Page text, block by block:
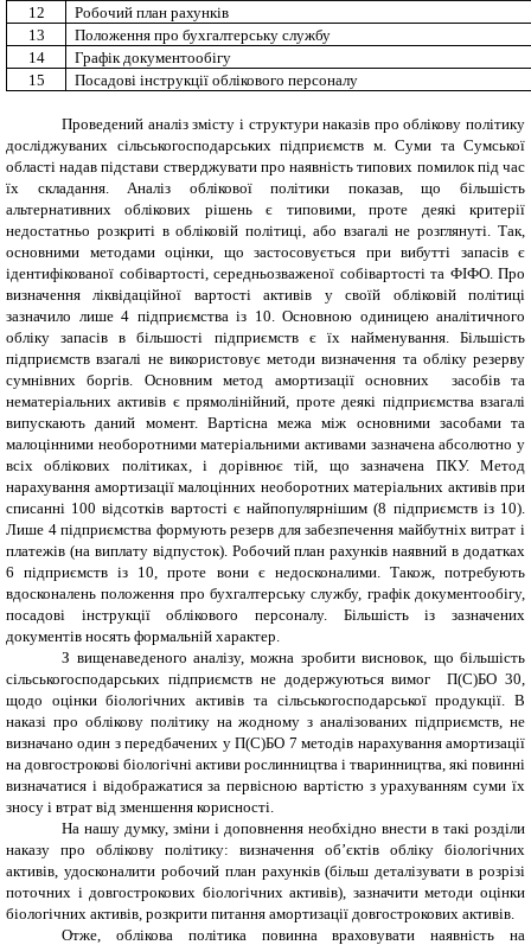
12
Робочий план рахунків
13
Положення про бухгалтерську службу
14
Графік документообігу
15
Посадові інструкції облікового персоналу
Проведений аналіз змісту і структури наказів про облікову політику
досліджуваних сільськогосподарських підприємств м. Суми та Сумської
області надав підстави стверджувати про наявність типових помилок під час
їх складання. Аналіз облікової політики показав, що більшість
альтернативних облікових рішень є типовими, проте деякі критерії
недостатньо розкриті в обліковій політиці, або взагалі не розглянуті. Так,
основними методами оцінки, що застосовується при вибутті запасів є
ідентифікованої собівартості, середньозваженої собівартості та ФІФО. Про
визначення ліквідаційної вартості активів у своїй обліковій політиці
зазначило лише 4 підприємства із 10. Основною одиницею аналітичного
обліку запасів в більшості підприємств є їх найменування. Більшість
підприємств взагалі не використовує методи визначення та обліку резерву
сумнівних боргів. Основним метод амортизації основних засобів та
нематеріальних активів є прямолінійний, проте деякі підприємства взагалі
випускають даний момент. Вартісна межа між основними засобами та
малоцінними необоротними матеріальними активами зазначена абсолютно у
всіх облікових політиках, і дорівнює тій, що зазначена ПКУ. Метод
нарахування амортизації малоцінних необоротних матеріальних активів при
списанні 100 відсотків вартості є найпопулярнішим (8 підприємств із 10).
Лише 4 підприємства формують резерв для забезпечення майбутніх витрат і
платежів (на виплату відпусток). Робочий план рахунків наявний в додатках
6 підприємств із 10, проте вони є недосконалими. Також, потребують
вдосконалень положення про бухгалтерську службу, графік документообігу,
посадові інструкції облікового персоналу. Більшість із зазначених
документів носять формальній характер.
З вищенаведеного аналізу, можна зробити висновок, що більшість
сільськогосподарських підприємств не додержуються вимог П(С)БО 30,
щодо оцінки біологічних активів та сільськогосподарської продукції. В
наказі про облікову політику на жодному з аналізованих підприємств, не
визначано один з передбачених у П(С)БО 7 методів нарахування амортизації
на довгострокові біологічні активи рослинництва і тваринництва, які повинні
визначатися і відображатися за первісною вартістю з урахуванням суми їх
зносу і втрат від зменшення корисності.
На нашу думку, зміни і доповнення необхідно внести в такі розділи
наказу про облікову політику: визначення об’єктів обліку біологічних
активів, удосконалити робочий план рахунків (більш деталізувати в розрізі
поточних і довгострокових біологічних активів), зазначити методи оцінки
біологічних активів, розкрити питання амортизації довгострокових активів.
Отже, облікова політика повинна враховувати наявність на